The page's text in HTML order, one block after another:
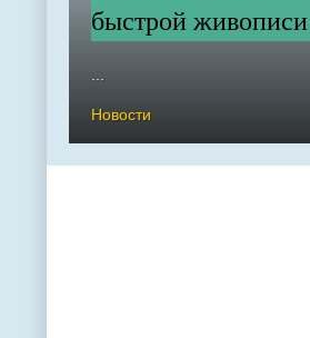
быстрой
Новости